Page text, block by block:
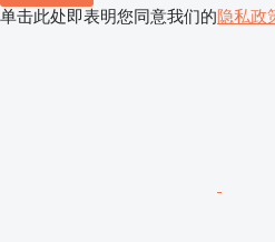
单击此处即表明您同意我们的隐私政